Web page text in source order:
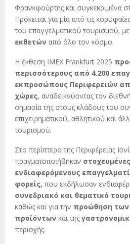
Φρανκφούρτης και συγκεκριμένα
Πρόκειται για μία από τις
του επαγγελματικού τουρισμού,
εκθετών από όλο τον κόσμο.
Η έκθεση IMEX Frankfurt 2025
περισσότερους από 4.200
εκπροσώπους Περιφερειών
χώρες, αναδεικνύοντας τον
σημασία της στους κλάδους του
επιχειρηματικού, αθλητικού και
τουρισμού.
Στο περίπτερο της Περιφέρειας
πραγματοποιήθηκαν
ενδιαφερόμενους
φορείς, που εκδήλωσαν
συνεδριακό και θεματικό
καθώς και για την προώθηση
προϊόντων και της
περιοχής.